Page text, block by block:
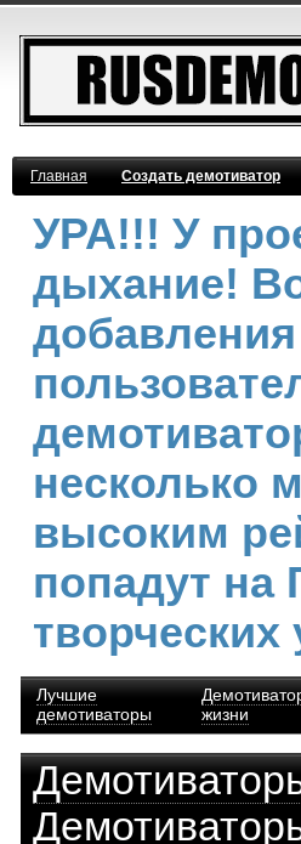
Главная Создать демотиватор
УРА!!! У
дыхание!
несколько
высоким
попадут на
творческих
Лучшие
демотиваторы
жизни